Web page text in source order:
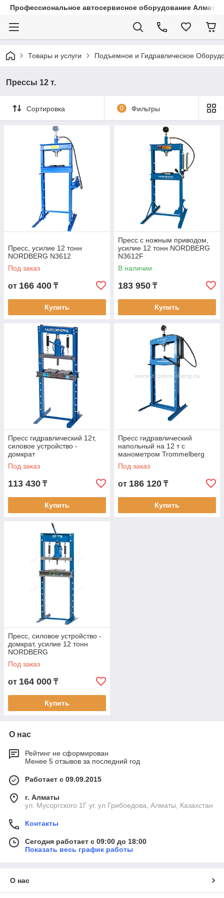
Профессиональное автосервисное оборудование Алматы
Товары и услуги Подъемное и Гидравлическое
Прессы 12 т.
Сортировка 0 Фильтры
Пресс, усилие 12 тонн
NORDBERG N3612
Под заказ
от 166 400 ₸
Купить
Пресс с ножным приводом,
усилие 12 тонн NORDBERG
N3612F
В наличии
183 950 ₸
Купить
Пресс гидравлический 12т,
силовое устройство -
домкрат
Под заказ
113 430 ₸
Купить
Пресс гидравлический
напольный на 12 т с
манометром Trommelberg
SD200803B
Под заказ
от 186 120 ₸
Купить
Пресс, силовое устройство -
домкрат, усилие 12 тонн
NORDBERG
Под заказ
от 164 000 ₸
Купить
О нас
Рейтинг не сформирован
Менее 5 отзывов за последний год
Работает с 09.09.2015
г. Алматы
ул. Мусоргского 1Г уг. ул Грибоедова, Алматы, Казахстан
Контакты
Сегодня работает с 09:00 до 18:00
Показать весь график работы
О нас